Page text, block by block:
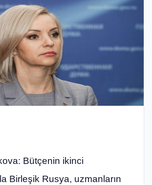
Bütçenin ikinci
Birleşik Rusya, uzmanların